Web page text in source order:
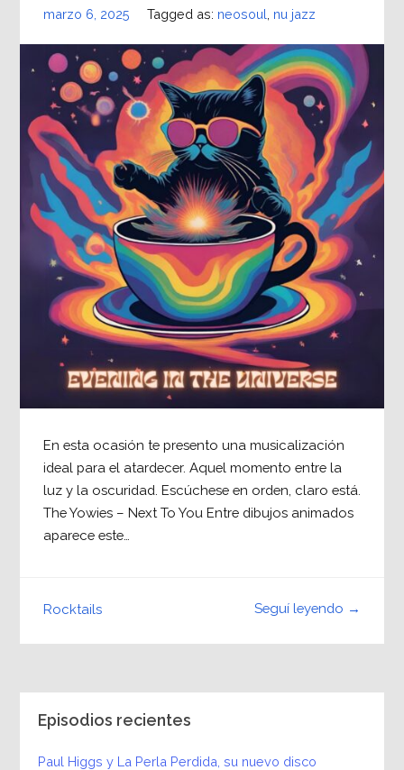
marzo 6, 2025 Tagged as: neosoul nu jazz
En esta ocasión te presento una musicalización
ideal para el atardecer. Aquel momento entre la
luz y la oscuridad. Escúchese en orden, claro está.
The Yowies – Next To You Entre dibujos animados
aparece este…
Seguí leyendo →
Rocktails
Episodios recientes
Paul Higgs y La Perla Perdida, su nuevo disco